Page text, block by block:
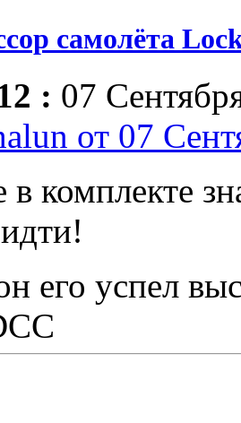
самолёта
: 07
от 07
комплекте
его успел